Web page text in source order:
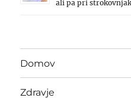
ali pa pri
Domov
Zdravje